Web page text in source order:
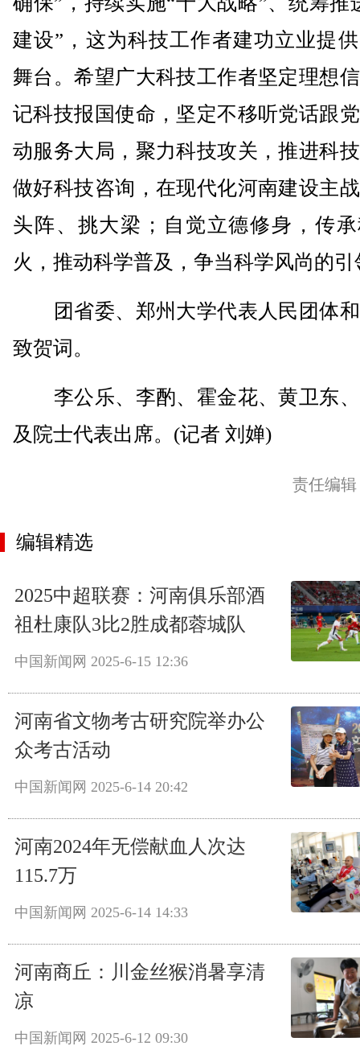
建设”，这为科技工作者建功立业提
舞台。希望广大科技工作者坚定理想
记科技报国使命，坚定不移听党话跟
动服务大局，聚力科技攻关，推进科
做好科技咨询，在现代化河南建设主
头阵、挑大梁；自觉立德修身，传
火，推动科学普及，争当科学风尚的引
团省委、郑州大学代表人民团体
致贺词。
李公乐、李酌、霍金花、黄卫东
及院士代表出席。(记者 刘婵)
责任编
编辑精选
2025中超联赛：河南俱乐部酒
祖杜康队3比2胜成都蓉城队
中国新闻网 2025-6-15 12:36
河南省文物考古研究院举办公
众考古活动
中国新闻网 2025-6-14 20:42
河南2024年无偿献血人次达
115.7万
中国新闻网 2025-6-14 14:33
河南商丘：川金丝猴消暑享清
凉
中国新闻网 2025-6-12 09:30